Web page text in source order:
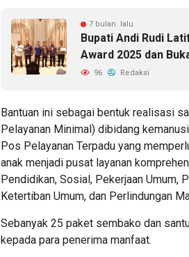
7 bulan lalu
Bupati Andi Rudi
Award 2025 dan
96 Redaksi
Bantuan ini sebagai bentuk realisasi
Pelayanan Minimal) dibidang
Pos Pelayanan Terpadu yang
anak menjadi pusat layanan
Pendidikan, Sosial, Pekerjaan Umum,
Ketertiban Umum, dan Perlindungan
Sebanyak 25 paket sembako dan
kepada para penerima manfaat.